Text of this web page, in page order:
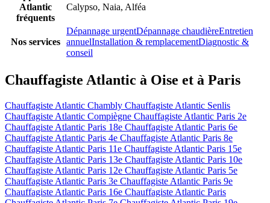
Atlantic
fréquents
Calypso, Naia, Alféa
Nos services
Dépannage urgentDépannage chaudièreEntretien
annuelInstallation & remplacementDiagnostic &
conseil
Chauffagiste Atlantic à Oise et à Paris
Chauffagiste Atlantic Chambly Chauffagiste Atlantic Senlis
Chauffagiste Atlantic Compiègne Chauffagiste Atlantic Paris 2e
Chauffagiste Atlantic Paris 18e Chauffagiste Atlantic Paris 6e
Chauffagiste Atlantic Paris 4e Chauffagiste Atlantic Paris 8e
Chauffagiste Atlantic Paris 11e Chauffagiste Atlantic Paris 15e
Chauffagiste Atlantic Paris 13e Chauffagiste Atlantic Paris 10e
Chauffagiste Atlantic Paris 12e Chauffagiste Atlantic Paris 5e
Chauffagiste Atlantic Paris 3e Chauffagiste Atlantic Paris 9e
Chauffagiste Atlantic Paris 16e Chauffagiste Atlantic Paris